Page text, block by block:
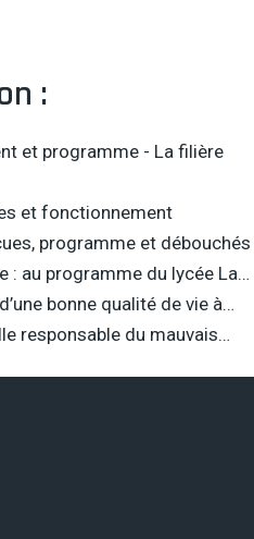
:
et programme - La filière
et fonctionnement
programme et débouchés
: au programme du lycée La…
bonne qualité de vie à…
responsable du mauvais…